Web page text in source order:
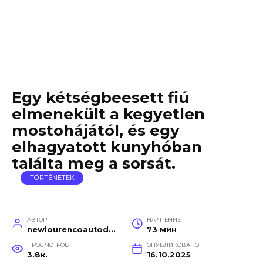
Egy kétségbeesett fiú
elmenekült a kegyetlen
mostohájától, és egy
elhagyatott kunyhóban
találta meg a sorsát.
TÖRTÉNETEK
АВТОР
newlourencoautodetail
НА ЧТЕНИЕ
73 мин
ПРОСМОТРОВ
3.8к.
ОПУБЛИКОВАНО
16.10.2025